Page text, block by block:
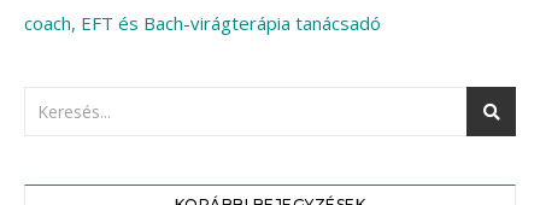
coach, EFT és Bach-virágterápia tanácsadó